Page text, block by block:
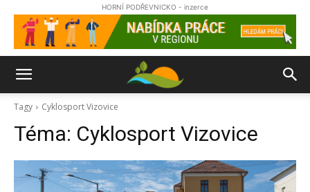
HORNÍ PODŘEVNICKO - inzerce
Tagy Cyklosport Vizovice
Téma: Cyklosport Vizovice